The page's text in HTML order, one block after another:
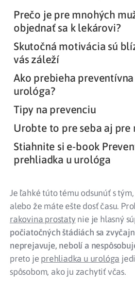
Prečo je pre mnohých
objednať sa k lekárovi?
Skutočná motivácia sú
vás záleží
Ako prebieha
urológa?
Tipy na prevenciu
Urobte to pre seba aj pre
Stiahnite si e-book
prehliadka u urológa
Je ľahké túto tému odsunúť s
alebo že máte ešte dosť času.
rakovina prostaty nie je hlasný
počiatočných štádiách sa
neprejavuje, nebolí a
preto je prehliadka u urológa
spôsobom, ako ju zachytiť včas.